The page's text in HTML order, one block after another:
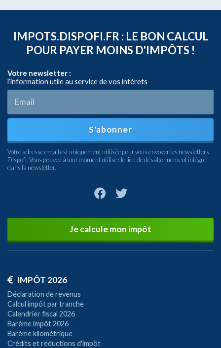
IMPOTS.DISPOFI.FR : LE BON CALCUL
POUR PAYER MOINS D'IMPÔTS !
Votre newsletter :
l’information utile au service de vos intérets
S'abonner
Votre adresse email est uniquement utilisée pour vous envoyer les newsletters
Dispofi. Vous pouvez à tout moment utiliser le lien de désabonnement intégré
dans la newsletter.
Je calcule mon impôt
IMPÔT 2026
Déclaration de revenus
Calcul impôt par tranche
Calendrier fiscal 2026
Barème impôt 2026
Barème kilométrique
Crédits et réductions d'impôt